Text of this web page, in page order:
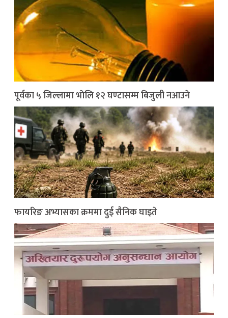
पूर्वका ५ जिल्लामा भाेलि १२ घण्टासम्म बिजुली नआउने
फायरिङ अभ्यासका क्रममा दुई सैनिक घाइते